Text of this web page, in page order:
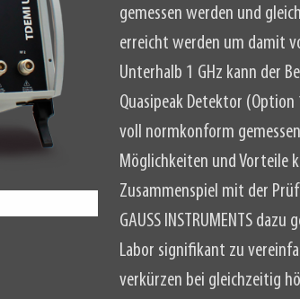
gemessen werden und
erreicht werden um damit
Unterhalb 1 GHz kann der
Quasipeak Detektor
voll normkonform
Möglichkeiten und Vorteile
Zusammenspiel mit der
GAUSS INSTRUMENTS
Labor signifikant zu
verkürzen bei gleichzeitig